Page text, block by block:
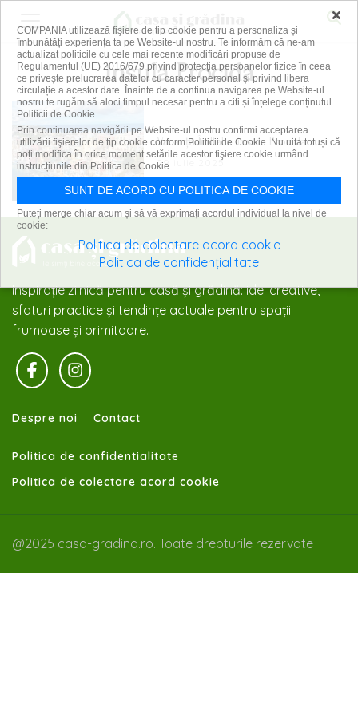
insula Procida
Vacanță În Italia: insula Procida
29 iulie 2025
Inspirație zilnică pentru casă și grădină: idei creative,
sfaturi practice și tendințe actuale pentru spații
frumoase și primitoare.
Despre noi Contact
Politica de confidentialitate
Politica de colectare acord cookie
@2025 casa-gradina.ro. Toate drepturile rezervate
×
COMPANIA utilizează fişiere de tip cookie pentru a personaliza și
îmbunătăți experiența ta pe Website-ul nostru. Te informăm că ne-am
actualizat politicile cu cele mai recente modificări propuse de
Regulamentul (UE) 2016/679 privind protecția persoanelor fizice în ceea
ce privește prelucrarea datelor cu caracter personal și privind libera
circulație a acestor date. Înainte de a continua navigarea pe Website-ul
nostru te rugăm să aloci timpul necesar pentru a citi și înțelege conținutul
Politicii de Cookie.
Prin continuarea navigării pe Website-ul nostru confirmi acceptarea
utilizării fişierelor de tip cookie conform Politicii de Cookie. Nu uita totuși că
poți modifica în orice moment setările acestor fişiere cookie urmând
instrucțiunile din Politica de Cookie.
SUNT DE ACORD CU POLITICA DE COOKIE
Puteți merge chiar acum și să vă exprimați acordul individual la nivel de
cookie:
Politica de colectare acord cookie
Politica de confidențialitate